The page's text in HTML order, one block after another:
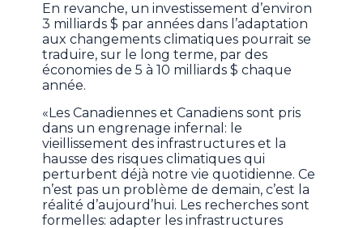
En revanche, un investissement d’environ
3 milliards $ par années dans l’adaptation
aux changements climatiques pourrait se
traduire, sur le long terme, par des
économies de 5 à 10 milliards $ chaque
année.
«Les Canadiennes et Canadiens sont pris
dans un engrenage infernal: le
vieillissement des infrastructures et la
hausse des risques climatiques qui
perturbent déjà notre vie quotidienne. Ce
n’est pas un problème de demain, c’est la
réalité d’aujourd’hui. Les recherches sont
formelles: adapter les infrastructures